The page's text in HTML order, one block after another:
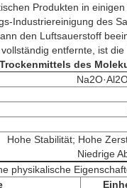
Produkten in einigen
Industriereinigung des
den Luftsauerstoff
entfernte, ist
des
Hohe Stabilität; Hohe
Niedrige
physikalische